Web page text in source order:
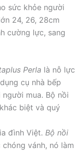
sức khỏe người
24, 26, 28cm
cường lực, sang
Perla là nỗ lực
cụ nhà bếp
mua. Bộ nồi
biệt và quý
đình Việt. Bộ nồi
vánh, nó làm